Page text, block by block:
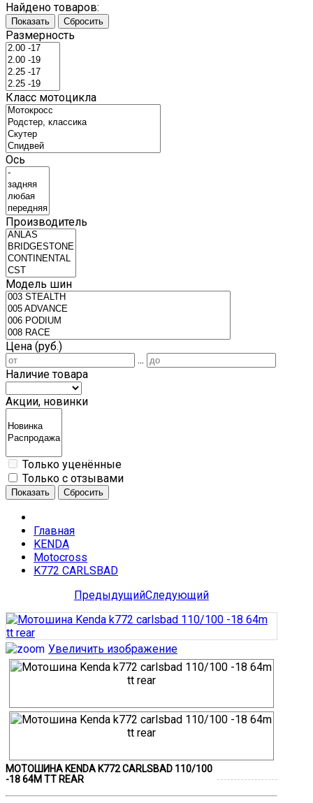
Найдено товаров:
Показать Сбросить
Размерность
Класс мотоцикла
Ось
Производитель
Модель шин
Цена (руб.)
...
Наличие товара
Акции, новинки
Только уценённые
Только с отзывами
Показать Сбросить
Главная
KENDA
Motocross
K772 CARLSBAD
ПредыдущийСледующий
Увеличить изображение
МОТОШИНА KENDA K772 CARLSBAD 110/100
-18 64M TT REAR